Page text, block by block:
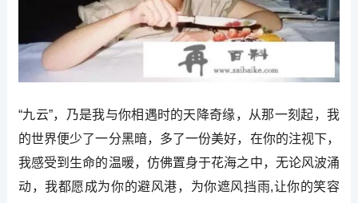
“九云”，乃是我与你相遇时的天降奇缘，从那一刻起，我
的世界便少了一分黑暗，多了一份美好，在你的注视下，
我感受到生命的温暖，仿佛置身于花海之中，无论风波涌
动，我都愿成为你的避风港，为你遮风挡雨,让你的笑容